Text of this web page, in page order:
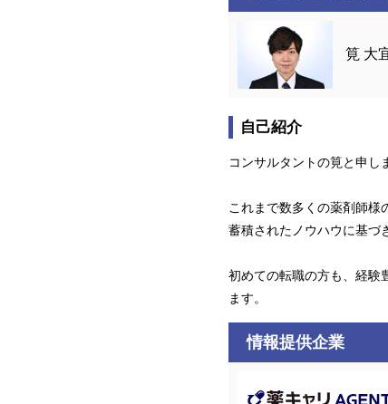
筧 大
自己紹介
コンサルタントの筧と申し
これまで数多くの薬剤師様
蓄積されたノウハウに基づ
初めての転職の方も、経験
ます。
情報提供企業